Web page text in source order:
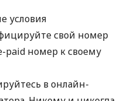
условия
свой номер
paid номер к своему
в онлайн-